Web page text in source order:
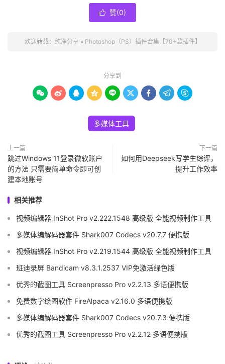
 赞(0)
欢迎转载： 纯净分享 » Photoshop（PS）插件合集【70+款插件】
分享到
        
多媒体工具
上一篇
跳过Windows 11登录微软账户
的方法 只需要简单命令即可创
建本地账号
下一篇
如何用Deepseek写学生综评，
提升工作效率
相关推荐
视频编辑器 InShot Pro v2.222.1548 高级版 全能视频制作工具
多媒体编解码器套件 Shark007 Codecs v20.7.7 便携版
视频编辑器 InShot Pro v2.219.1544 高级版 全能视频制作工具
班迪录屏 Bandicam v8.3.1.2537 VIP免激活绿色版
优秀的截图工具 Screenpresso Pro v2.2.13 多语便携版
免费数字绘图软件 FireAlpaca v2.16.0 多语便携版
多媒体编解码器套件 Shark007 Codecs v20.7.3 便携版
优秀的截图工具 Screenpresso Pro v2.2.12 多语便携版